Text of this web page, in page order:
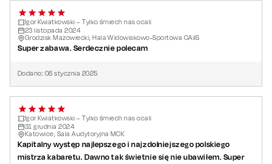
Igor Kwiatkowski – Tylko śmiech nas ocali
23 listopada 2024
Grodzisk Mazowiecki, Hala Widowiskowo-Sportowa CAiIS
Super zabawa. Serdecznie polecam
Dodano: 08 stycznia 2025
Igor Kwiatkowski – Tylko śmiech nas ocali
31 grudnia 2024
Katowice, Sala Audytoryjna MCK
Kapitalny występ najlepszego i najzdolniejszego polskiego
mistrza kabaretu. Dawno tak świetnie się nie ubawiłem. Super